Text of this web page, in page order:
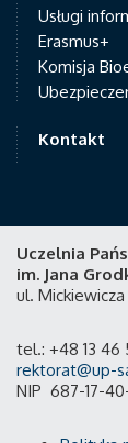
Usługi
Erasmus+
Komisja
Kontakt
Uczelnia
im. Jana
ul.
tel.: +48 13 46
rektorat@up-
NIP 687-17-